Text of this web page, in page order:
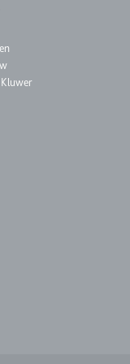
um die Interaktion